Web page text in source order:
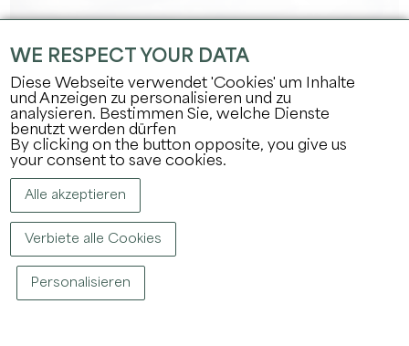
SIE HABEN SICH
ENTSCHIEDEN, DEN
WE RESPECT YOUR DATA
Diese Webseite verwendet 'Cookies' um Inhalte
und Anzeigen zu personalisieren und zu
analysieren. Bestimmen Sie, welche Dienste
benutzt werden dürfen
By clicking on the button opposite, you give us
your consent to save cookies.
Alle akzeptieren
Verbiete alle Cookies
Personalisieren